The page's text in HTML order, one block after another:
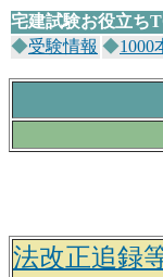
宅建試験お役立ち
◆受験情報 ◆1000
法改正追録